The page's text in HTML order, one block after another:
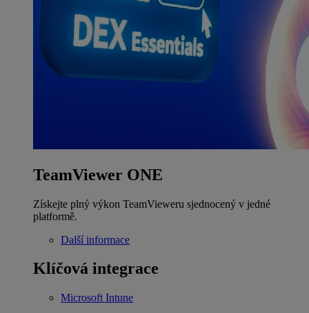
TeamViewer ONE
Získejte plný výkon TeamVieweru sjednocený v jedné
platformě.
Další informace
Klíčová integrace
Microsoft Intune